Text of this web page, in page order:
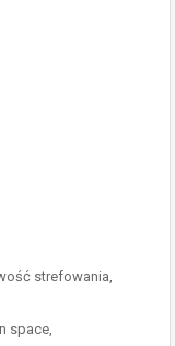
strefowania,
space,